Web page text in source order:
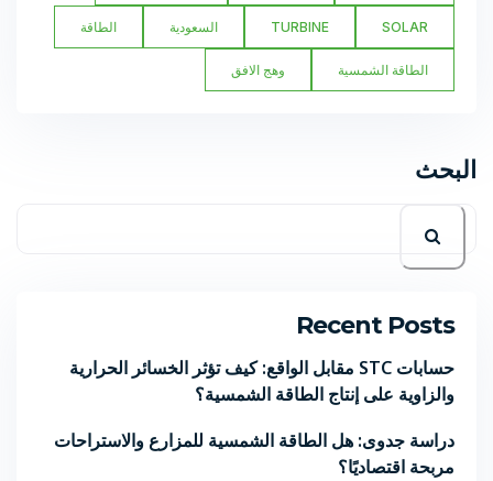
SOLAR
TURBINE السعودية الطاقة
الطاقة الشمسية وهج الافق
البحث
Recent Posts
حسابات STC مقابل الواقع: كيف تؤثر الخسائر الحرارية
والزاوية على إنتاج الطاقة الشمسية؟
دراسة جدوى: هل الطاقة الشمسية للمزارع والاستراحات
مربحة اقتصاديًا؟